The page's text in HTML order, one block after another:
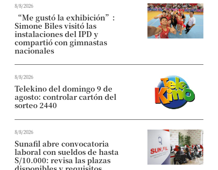
8/8/2026
“Me gustó la exhibición”:
Simone Biles visitó las
instalaciones del IPD y
compartió con gimnastas
nacionales
8/8/2026
Telekino del domingo 9 de
agosto: controlar cartón del
sorteo 2440
8/8/2026
Sunafil abre convocatoria
laboral con sueldos de hasta
S/10.000: revisa las plazas